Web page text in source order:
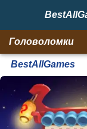
Головоломки
BestAllGames